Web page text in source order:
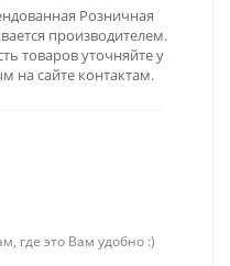
Розничная
производителем.
товаров уточняйте у
на сайте контактам.
где это Вам удобно :)